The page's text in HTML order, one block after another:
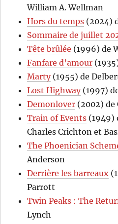
William A. Wellman
Hors du temps (2024)
Sommaire de juillet
Tête brûlée (1996) de
Fanfare d’amour
Marty(1955) de
Lost Highway(1997)
Demonlover (2002) de
Train of Events (1949)
Charles Crichton et
The Phoenician
Anderson
Derrière les barreaux
Parrott
Twin Peaks : The
Lynch